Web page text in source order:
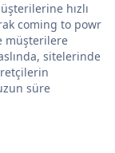
hızlı
coming to powr
müşterilere
sitelerinde
süre